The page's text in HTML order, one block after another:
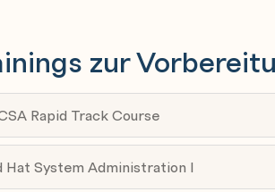
sicher zwischen Systemen
von lokalem Storage
auf MBR- und GPT-
Datenträger erstellen und löschen
zur
Rapid Track Course
Hat System Administration I